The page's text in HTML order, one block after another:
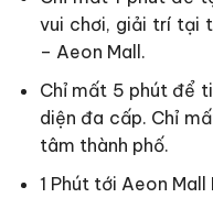
vui chơi, giải trí tại
– Aeon Mall.
Chỉ mất 5 phút để
diện đa cấp. Chỉ
tâm thành phố.
1 Phút tới Aeon Mall